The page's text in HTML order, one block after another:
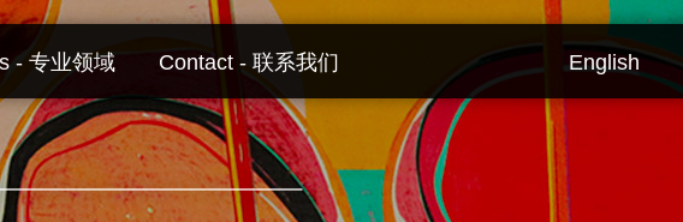
- 专业领域 Contact - 联系我们 English